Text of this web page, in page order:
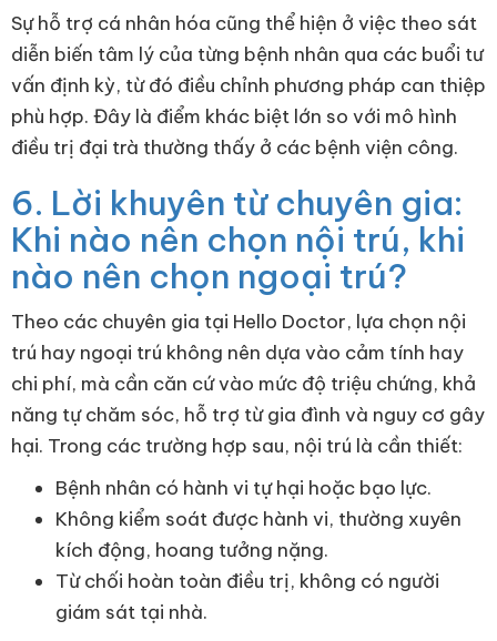
Sự hỗ trợ cá nhân hóa cũng thể hiện ở việc theo sát
diễn biến tâm lý của từng bệnh nhân qua các buổi tư
vấn định kỳ, từ đó điều chỉnh phương pháp can thiệp
phù hợp. Đây là điểm khác biệt lớn so với mô hình
điều trị đại trà thường thấy ở các bệnh viện công.
6. Lời khuyên từ chuyên gia:
Khi nào nên chọn nội trú, khi
nào nên chọn ngoại trú?
Theo các chuyên gia tại Hello Doctor, lựa chọn nội
trú hay ngoại trú không nên dựa vào cảm tính hay
chi phí, mà cần căn cứ vào mức độ triệu chứng, khả
năng tự chăm sóc, hỗ trợ từ gia đình và nguy cơ gây
hại. Trong các trường hợp sau, nội trú là cần thiết:
Bệnh nhân có hành vi tự hại hoặc bạo lực.
Không kiểm soát được hành vi, thường xuyên
kích động, hoang tưởng nặng.
Từ chối hoàn toàn điều trị, không có người
giám sát tại nhà.